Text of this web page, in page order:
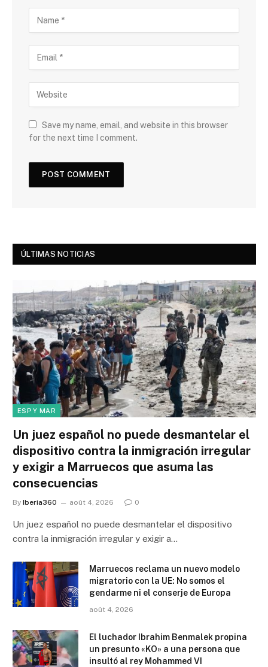
Save my name, email, and website in this browser
for the next time I comment.
ÚLTIMAS NOTICIAS
ESP Y MAR
Un juez español no puede desmantelar el
dispositivo contra la inmigración irregular
y exigir a Marruecos que asuma las
consecuencias
By Iberia360 août 4, 2026 0
Un juez español no puede desmantelar el dispositivo
contra la inmigración irregular y exigir a…
Marruecos reclama un nuevo modelo
migratorio con la UE: No somos el
gendarme ni el conserje de Europa
août 4, 2026
El luchador Ibrahim Benmalek propina
un presunto «KO» a una persona que
insultó al rey Mohammed VI